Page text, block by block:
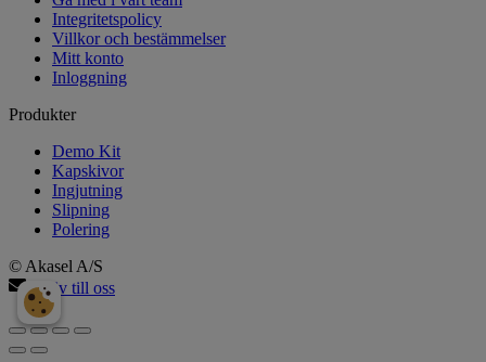
Integritetspolicy
Villkor och bestämmelser
Mitt konto
Inloggning
Produkter
Demo Kit
Kapskivor
Ingjutning
Slipning
Polering
© Akasel A/S
Skriv till oss